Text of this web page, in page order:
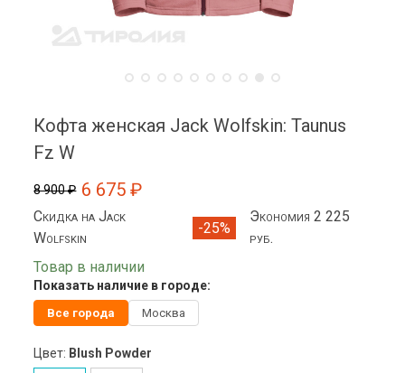
Кофта женская Jack Wolfskin: Taunus
Fz W
8 900 ₽ 6 675 ₽
Скидка на Jack
Wolfskin
-25%
Экономия 2 225
руб.
Товар в наличии
Показать наличие в городе:
Все города Москва
Цвет: Blush Powder